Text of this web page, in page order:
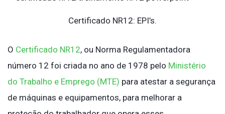
Certificado NR12: EPI’s.
O Certificado NR12, ou Norma Regulamentadora
número 12 foi criada no ano de 1978 pelo Ministério
do Trabalho e Emprego (MTE) para atestar a segurança
de máquinas e equipamentos, para melhorar a